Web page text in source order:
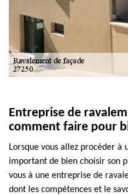
Entreprise de
comment faire pour
Lorsque vous allez procéder
important de bien choisir son
vous à une entreprise de
dont les compétences et le